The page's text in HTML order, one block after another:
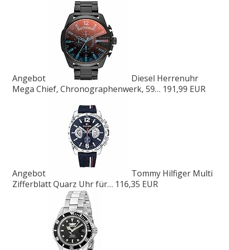
Angebot
Diesel Herrenuhr
Mega Chief, Chronographenwerk, 59… 191,99 EUR
Angebot
Tommy Hilfiger Multi
Zifferblatt Quarz Uhr für… 116,35 EUR